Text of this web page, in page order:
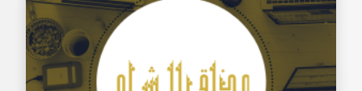
إدارة السوشيال ميديا شركة زوايا للديكور